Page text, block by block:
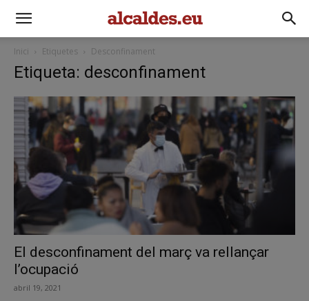
Inici Etiquetes Desconfinament
Etiqueta: desconfinament
El desconfinament del març va rellançar
l’ocupació
abril 19, 2021